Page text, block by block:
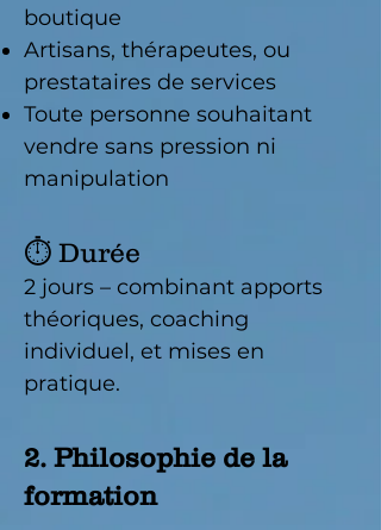
boutique
Artisans, thérapeutes, ou
prestataires de services
Toute personne souhaitant
vendre sans pression ni
manipulation
⏱ Durée
2 jours – combinant apports
théoriques, coaching
individuel, et mises en
pratique.
2. Philosophie de la
formation